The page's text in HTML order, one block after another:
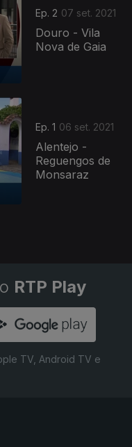
Ep. 2 07 set. 2021
Douro - Vila
Nova de Gaia
Ep. 1 06 set. 2021
Alentejo -
Reguengos de
Monsaraz
RTP Play
TV, Android TV e